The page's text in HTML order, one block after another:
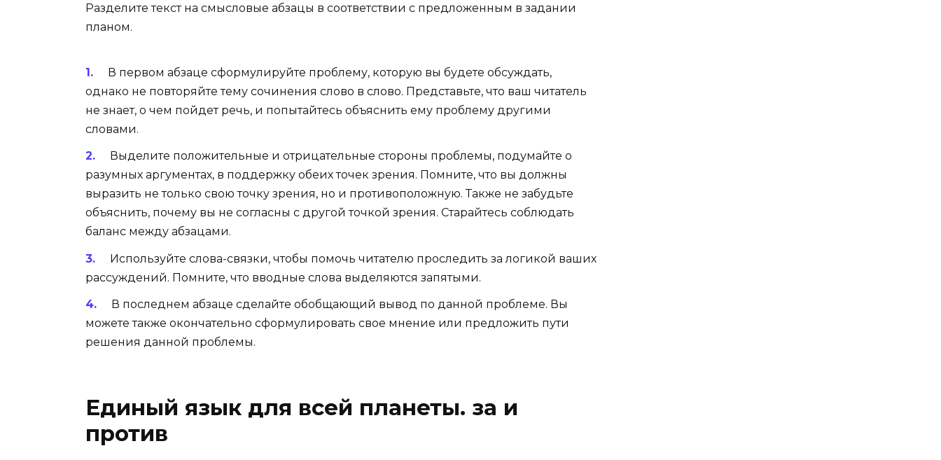
Разделите текст на смысловые абзацы в соответствии с предложенным в задании
планом.
В первом абзаце сформулируйте проблему, которую вы будете обсуждать,
однако не повторяйте тему сочинения слово в слово. Представьте, что ваш читатель
не знает, о чем пойдет речь, и попытайтесь объяснить ему проблему другими
словами.
Выделите положительные и отрицательные стороны проблемы, подумайте о
разумных аргументах, в поддержку обеих точек зрения. Помните, что вы должны
выразить не только свою точку зрения, но и противоположную. Также не забудьте
объяснить, почему вы не согласны с другой точкой зрения. Старайтесь соблюдать
баланс между абзацами.
Используйте слова-связки, чтобы помочь читателю проследить за логикой ваших
рассуждений. Помните, что вводные слова выделяются запятыми.
В последнем абзаце сделайте обобщающий вывод по данной проблеме. Вы
можете также окончательно сформулировать свое мнение или предложить пути
решения данной проблемы.
Единый язык для всей планеты. за и
против